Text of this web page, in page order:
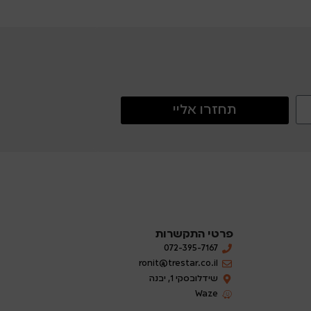
תחזרו אליי
פרטי התקשרות
072-395-7167
ronit@trestar.co.il
שידלובסקי 1, יבנה
Waze